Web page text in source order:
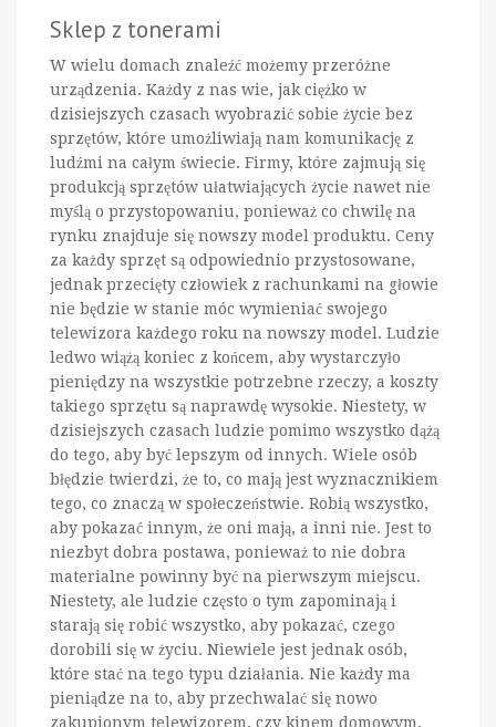
Sklep z tonerami
W wielu domach znaleźć możemy przeróżne
urządzenia. Każdy z nas wie, jak ciężko w
dzisiejszych czasach wyobrazić sobie życie bez
sprzętów, które umożliwiają nam komunikację z
ludźmi na całym świecie. Firmy, które zajmują się
produkcją sprzętów ułatwiających życie nawet nie
myślą o przystopowaniu, ponieważ co chwilę na
rynku znajduje się nowszy model produktu. Ceny
za każdy sprzęt są odpowiednio przystosowane,
jednak przecięty człowiek z rachunkami na głowie
nie będzie w stanie móc wymieniać swojego
telewizora każdego roku na nowszy model. Ludzie
ledwo wiążą koniec z końcem, aby wystarczyło
pieniędzy na wszystkie potrzebne rzeczy, a koszty
takiego sprzętu są naprawdę wysokie. Niestety, w
dzisiejszych czasach ludzie pomimo wszystko dążą
do tego, aby być lepszym od innych. Wiele osób
błędzie twierdzi, że to, co mają jest wyznacznikiem
tego, co znaczą w społeczeństwie. Robią wszystko,
aby pokazać innym, że oni mają, a inni nie. Jest to
niezbyt dobra postawa, ponieważ to nie dobra
materialne powinny być na pierwszym miejscu.
Niestety, ale ludzie często o tym zapominają i
starają się robić wszystko, aby pokazać, czego
dorobili się w życiu. Niewiele jest jednak osób,
które stać na tego typu działania. Nie każdy ma
pieniądze na to, aby przechwalać się nowo
zakupionym telewizorem, czy kinem domowym.